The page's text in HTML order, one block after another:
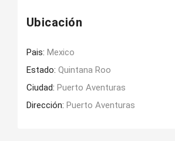
Ubicación
Pais: Mexico
Estado: Quintana Roo
Ciudad: Puerto Aventuras
Dirección: Puerto Aventuras